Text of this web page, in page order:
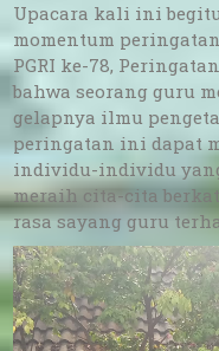
Upacara kali ini
momentum
PGRI ke-78,
bahwa seorang guru
gelapnya ilmu
peringatan ini dapat
individu-individu
meraih cita-cita
rasa sayang guru